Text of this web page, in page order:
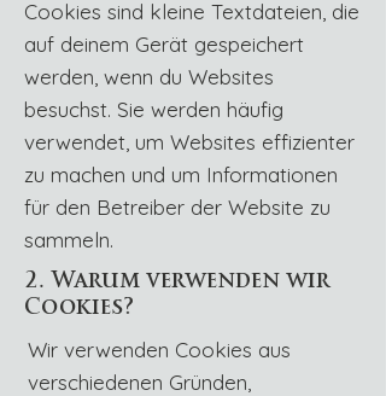
Cookies sind kleine Textdateien, die
auf deinem Gerät gespeichert
werden, wenn du Websites
besuchst. Sie werden häufig
verwendet, um Websites effizienter
zu machen und um Informationen
für den Betreiber der Website zu
sammeln.
2. Warum verwenden wir
Cookies?
Wir verwenden Cookies aus
verschiedenen Gründen,